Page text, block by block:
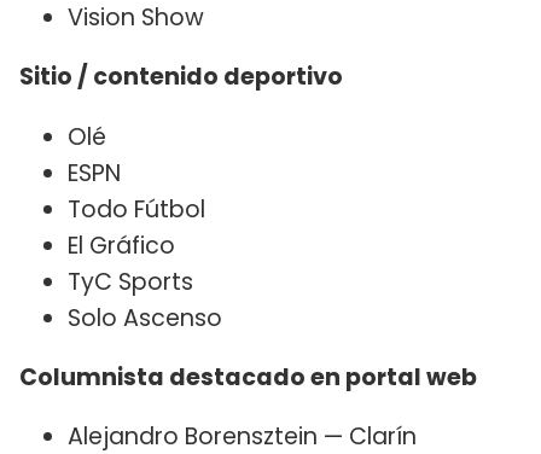
Vision Show
Sitio / contenido deportivo
Olé
ESPN
Todo Fútbol
El Gráfico
TyC Sports
Solo Ascenso
Columnista destacado en portal web
Alejandro Borensztein — Clarín